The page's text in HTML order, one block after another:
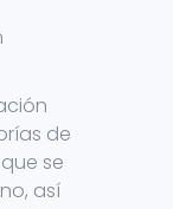
de
se
así